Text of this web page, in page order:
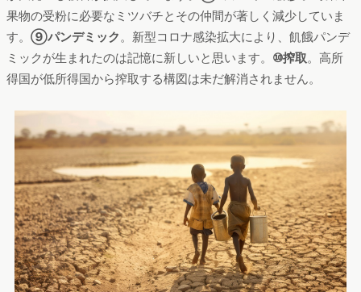
果物の受粉に必要なミツバチとその仲間が著しく減少していま
す。 ⑨パンデミック。新型コロナ感染拡大により、飢餓パンデ
ミックが生まれたのは記憶に新しいと思います。 ⑩搾取。高所
得国が低所得国から搾取する構図は未だ解消されません。